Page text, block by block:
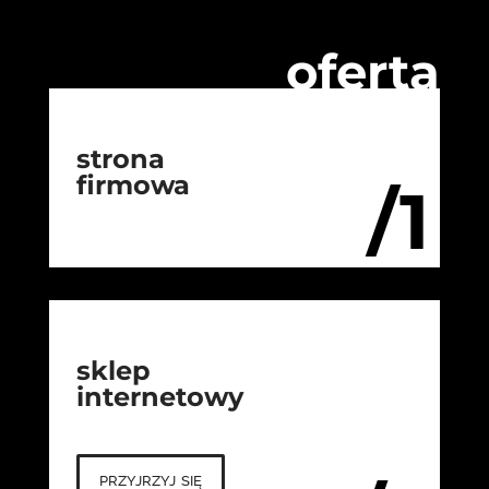
oferta
/1
strona
firmowa
sklep
internetowy
przyjrzyj się